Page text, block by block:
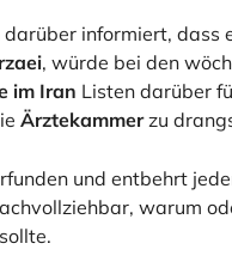
informiert, dass
, würde bei den
im Iran Listen darüber
Ärztekammerzu
und entbehrt
warum